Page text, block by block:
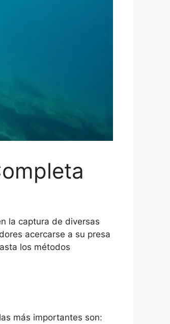
la captura de diversas
acercarse a su presa
los métodos
más importantes son: